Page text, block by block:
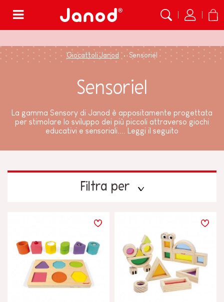
Giocattoli Janod Sensoriel
Sensoriel
La gamma Sensory di Janod è appositamente progettata
per stimolare lo sviluppo dei più piccoli attraverso giochi
educativi e sensoriali....
Leggi il seguito
Filtra per
TIPI DI APPRENDIMENTO
Costruire e progettare
Manipolare e maneggiare